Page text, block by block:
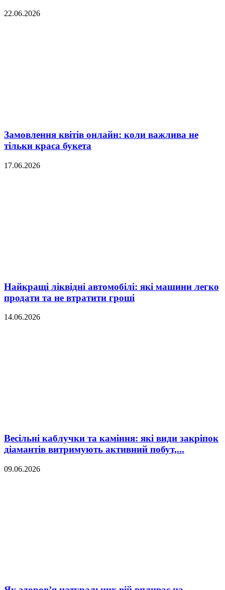
22.06.2026
Замовлення квітів онлайн: коли важлива не
тільки краса букета
17.06.2026
Найкращі ліквідні автомобілі: які машини легко
продати та не втратити гроші
14.06.2026
Весільні каблучки та каміння: які види закріпок
діамантів витримують активний побут,...
09.06.2026